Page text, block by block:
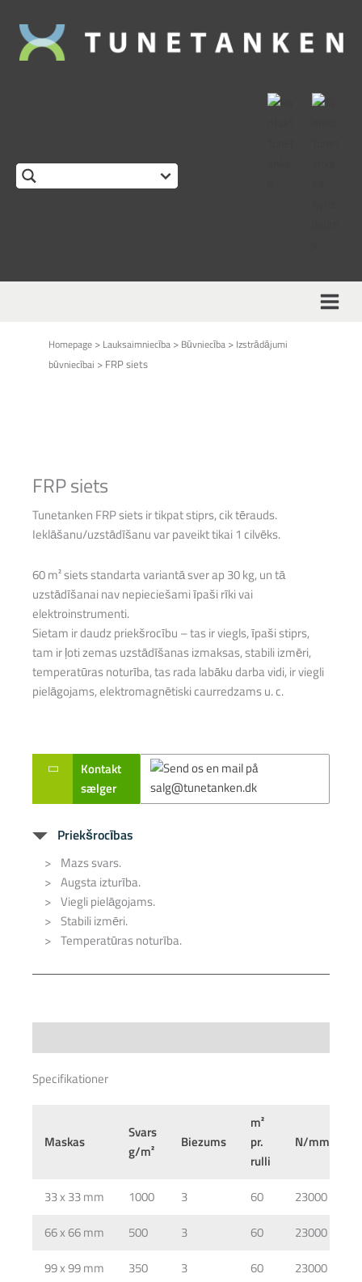
Homepage > Lauksaimniecība > Būvniecība > Izstrādājumi
būvniecībai > FRP siets
FRP siets
Tunetanken FRP siets ir tikpat stiprs, cik tērauds.
Ieklāšanu/uzstādīšanu var paveikt tikai 1 cilvēks.
60 m² siets standarta variantā sver ap 30 kg, un tā
uzstādīšanai nav nepieciešami īpaši rīki vai
elektroinstrumenti.
Sietam ir daudz priekšrocību – tas ir viegls, īpaši stiprs,
tam ir ļoti zemas uzstādīšanas izmaksas, stabili izmēri,
temperatūras noturība, tas rada labāku darba vidi, ir viegli
pielāgojams, elektromagnētiski caurredzams u. c.
Kontakt
sælger
Priekšrocības
Mazs svars.
Augsta izturība.
Viegli pielāgojams.
Stabili izmēri.
Temperatūras noturība.
Specifikationer
Maskas
Svars
g/m²
Biezums
m²
pr.
rulli
N/mm²
33 x 33 mm 1000 3 60 23000
66 x 66 mm 500 3 60 23000
99 x 99 mm 350 3 60 23000
This form is temporarily unavailable.